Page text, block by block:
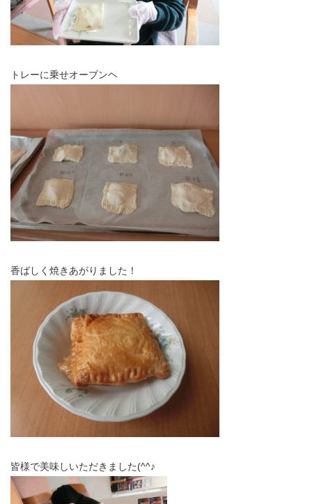
トレーに乗せオーブンヘ
香ばしく焼きあがりました！
皆様で美味しいただきました(^^♪